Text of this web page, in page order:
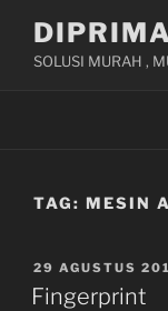
contentSOLUSI MURAH ,
TAG: MESIN
POSTED
ON
29 AGUSTUS
Fingerprint